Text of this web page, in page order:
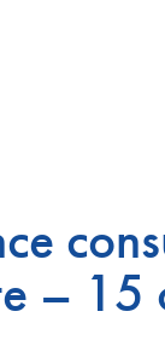
– 15